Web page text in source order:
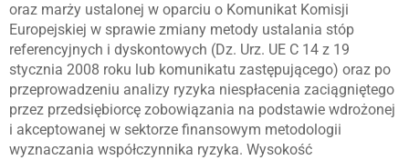
oraz marży ustalonej w oparciu o Komunikat Komisji
Europejskiej w sprawie zmiany metody ustalania stóp
referencyjnych i dyskontowych (Dz. Urz. UE C 14 z 19
stycznia 2008 roku lub komunikatu zastępującego) oraz po
przeprowadzeniu analizy ryzyka niespłacenia zaciągniętego
przez przedsiębiorcę zobowiązania na podstawie wdrożonej
i akceptowanej w sektorze finansowym metodologii
wyznaczania współczynnika ryzyka. Wysokość